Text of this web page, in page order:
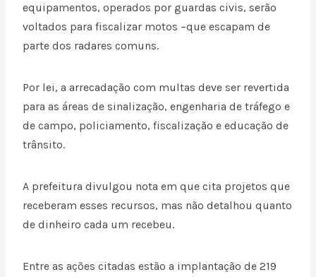
equipamentos, operados por guardas civis, serão
voltados para fiscalizar motos –que escapam de
parte dos radares comuns.
Por lei, a arrecadação com multas deve ser revertida
para as áreas de sinalização, engenharia de tráfego e
de campo, policiamento, fiscalização e educação de
trânsito.
A prefeitura divulgou nota em que cita projetos que
receberam esses recursos, mas não detalhou quanto
de dinheiro cada um recebeu.
Entre as ações citadas estão a implantação de 219